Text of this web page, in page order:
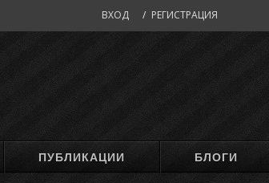
ВХОД / РЕГИСТРАЦИЯ
ПУБЛИКАЦИИ БЛОГИ